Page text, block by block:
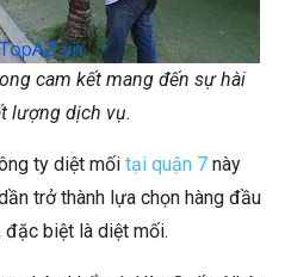
cam kết mang đến sự hài
lượng dịch vụ.
ty diệt mối tại quận 7 này
trở thành lựa chọn hàng đầu
biệt là diệt mối.